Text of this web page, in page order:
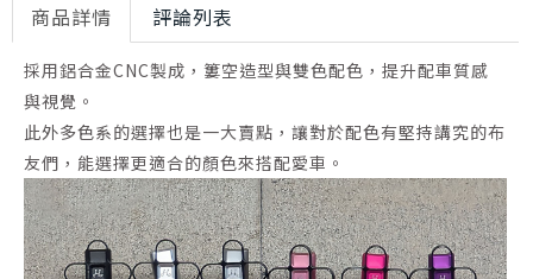
商品詳情 評論列表
採用鋁合金CNC製成，簍空造型與雙色配色，提升配車質感
與視覺。
此外多色系的選擇也是一大賣點，讓對於配色有堅持講究的布
友們，能選擇更適合的顏色來搭配愛車。